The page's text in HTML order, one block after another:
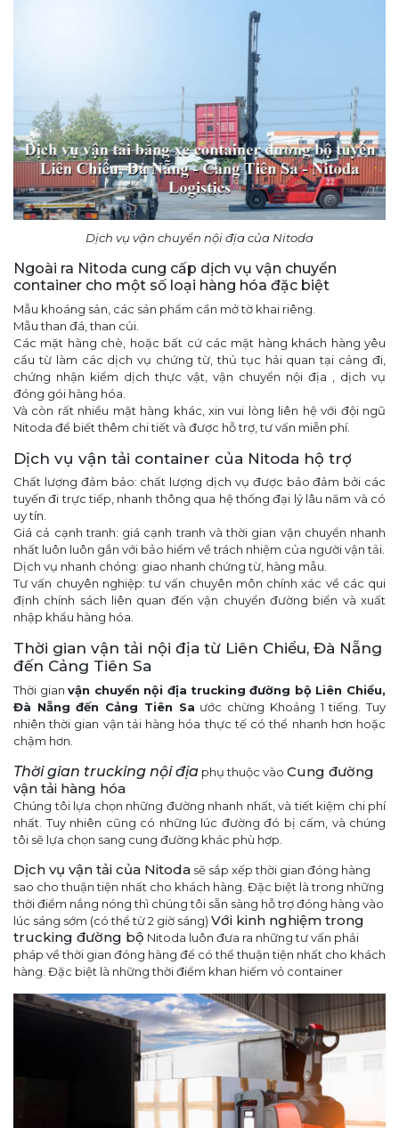
Dịch vụ vận chuyển nội địa của Nitoda
Ngoài ra Nitoda cung cấp dịch vụ vận chuyển
container cho một số loại hàng hóa đặc biệt
Mẫu khoáng sản, các sản phẩm cần mở tờ khai riêng.
Mẫu than đá, than củi.
Các mặt hàng chè, hoặc bất cứ các mặt hàng khách hàng yêu
cầu từ làm các dịch vụ chứng từ, thủ tục hải quan tại cảng đi,
chứng nhận kiểm dịch thực vật, vận chuyển nội địa , dịch vụ
đóng gói hàng hóa.
Và còn rất nhiều mặt hàng khác, xin vui lòng liên hệ với đội ngũ
Nitoda để biết thêm chi tiết và được hỗ trợ, tư vấn miễn phí.
Dịch vụ vận tải container của Nitoda hộ trợ
Chất lượng đảm bảo: chất lượng dịch vụ được bảo đảm bởi các
tuyến đi trực tiếp, nhanh thông qua hệ thống đại lý lâu năm và có
uy tín.
Giá cả cạnh tranh: giá cạnh tranh và thời gian vận chuyển nhanh
nhất luôn luôn gắn với bảo hiểm về trách nhiệm của người vận tải.
Dịch vụ nhanh chóng: giao nhanh chứng từ, hàng mẫu.
Tư vấn chuyên nghiệp: tư vấn chuyên môn chính xác về các qui
định chính sách liên quan đến vận chuyển đường biển và xuất
nhập khẩu hàng hóa.
Thời gian vận tải nội địa từ Liên Chiểu, Đà Nẵng
đến Cảng Tiên Sa
Thời gianvận chuyển nội địa trucking đường bộ Liên Chiểu,
Đà Nẵng đến Cảng Tiên Sa ước chừng Khoảng 1 tiếng. Tuy
nhiên thời gian vận tải hàng hóa thực tế có thể nhanh hơn hoặc
chậm hơn.
Thời gian trucking nội địa phụ thuộc vào Cung đường
vận tải hàng hóa
Chúng tôi lựa chọn những đường nhanh nhất, và tiết kiệm chi phí
nhất. Tuy nhiên cũng có những lúc đường đó bị cấm, và chúng
tôi sẽ lựa chọn sang cung đường khác phù hợp.
Dịch vụ vận tải của Nitoda sẽ sắp xếp thời gian đóng hàng
sao cho thuận tiện nhất cho khách hàng. Đặc biệt là trong những
thời điểm nắng nóng thì chúng tôi sẵn sàng hỗ trợ đóng hàng vào
lúc sáng sớm (có thể từ 2 giờ sáng) Với kinh nghiệm trong
trucking đường bộ Nitoda luôn đưa ra những tư vấn phải
pháp về thời gian đóng hàng để có thể thuận tiện nhất cho khách
hàng. Đặc biệt là những thời điểm khan hiếm vỏ container